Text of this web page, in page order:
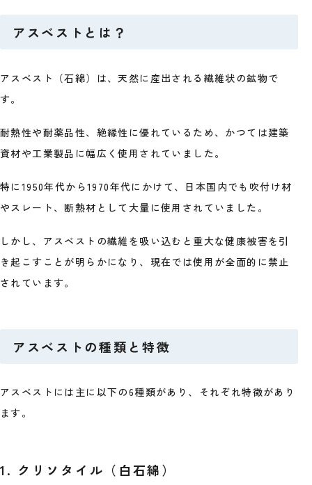
アスベストとは？
アスベスト（石綿）は、天然に産出される繊維状の鉱物で
す。
耐熱性や耐薬品性、絶縁性に優れているため、かつては建築
資材や工業製品に幅広く使用されていました。
特に1950年代から1970年代にかけて、日本国内でも吹付け材
やスレート、断熱材として大量に使用されていました。
しかし、アスベストの繊維を吸い込むと重大な健康被害を引
き起こすことが明らかになり、現在では使用が全面的に禁止
されています。
アスベストの種類と特徴
アスベストには主に以下の6種類があり、それぞれ特徴があり
ます。
1. クリソタイル（白石綿）